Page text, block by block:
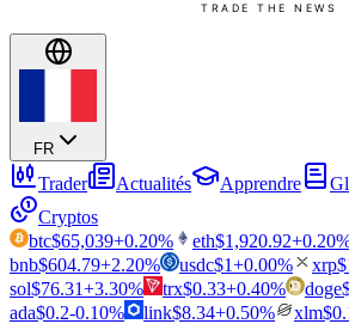
TRADE THE NEWS
FR
Trader Actualités Apprendre
Cryptos
btc$65,039+0.20% eth$1,920.92+0.20
bnb$604.79+2.20% usdc$1+0.00% xrp$
sol$76.31+3.30% trx$0.33+0.40% doge
ada$0.2-0.10% link$8.34+0.50% xlm$